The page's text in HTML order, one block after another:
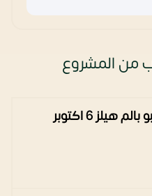
من المشروع
6 اكتوبر